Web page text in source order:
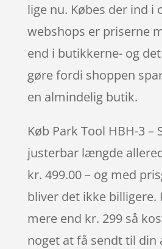
lige nu. Købes der ind i
webshops er priserne
end i butikkerne- og
gøre fordi shoppen
en almindelig butik.
Køb Park Tool HBH-3 –
justerbar længde
kr. 499.00 – og med
bliver det ikke billigere.
mere end kr. 299 så
noget at få sendt til din